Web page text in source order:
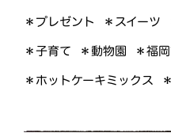
＊プレゼント ＊スイーツ
＊子育て ＊動物園 ＊福
＊ホットケーキミックス